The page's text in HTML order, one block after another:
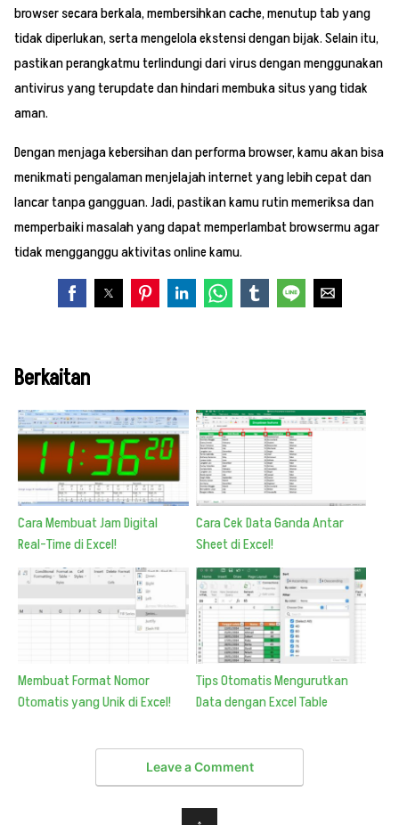
browser secara berkala, membersihkan cache, menutup tab yang
tidak diperlukan, serta mengelola ekstensi dengan bijak. Selain itu,
pastikan perangkatmu terlindungi dari virus dengan menggunakan
antivirus yang terupdate dan hindari membuka situs yang tidak
aman.
Dengan menjaga kebersihan dan performa browser, kamu akan bisa
menikmati pengalaman menjelajah internet yang lebih cepat dan
lancar tanpa gangguan. Jadi, pastikan kamu rutin memeriksa dan
memperbaiki masalah yang dapat memperlambat browsermu agar
tidak mengganggu aktivitas online kamu.
Berkaitan
Cara Membuat Jam Digital
Real-Time di Excel!
Cara Cek Data Ganda Antar
Sheet di Excel!
Membuat Format Nomor
Otomatis yang Unik di Excel!
Tips Otomatis Mengurutkan
Data dengan Excel Table
Leave a Comment